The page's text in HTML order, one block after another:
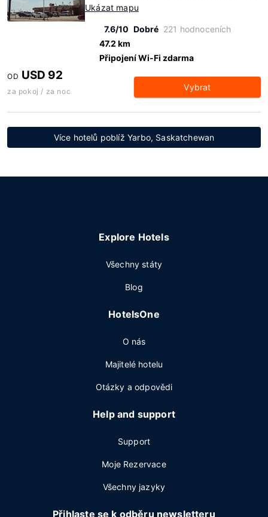
Ukázat mapu
7.6/10 Dobré 221 hodnoceních
47.2 km
Připojení Wi-Fi zdarma
OD USD 92
za pokoj / za noc Vybrat
Více hotelů poblíž Yarbo, Saskatchewan
Explore Hotels
Všechny státy
Blog
HotelsOne
O nás
Majitelé hotelu
Otázky a odpovědi
Help and support
Support
Moje Rezervace
Všechny jazyky
Přihlaste se k odběru newsletteru